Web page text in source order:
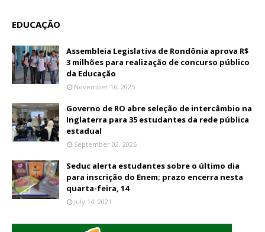
EDUCAÇÃO
Assembleia Legislativa de Rondônia aprova R$
3 milhões para realização de concurso público
da Educação
November 16, 2025
Governo de RO abre seleção de intercâmbio na
Inglaterra para 35 estudantes da rede pública
estadual
September 02, 2025
Seduc alerta estudantes sobre o último dia
para inscrição do Enem; prazo encerra nesta
quarta-feira, 14
July 14, 2021